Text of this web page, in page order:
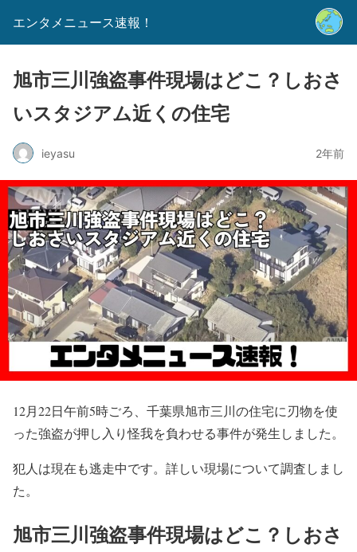
エンタメニュース速報！
旭市三川強盗事件現場はどこ？しおさ
いスタジアム近くの住宅
ieyasu 2年前
12月22日午前5時ごろ、千葉県旭市三川の住宅に刃物を使
った強盗が押し入り怪我を負わせる事件が発生しました。
犯人は現在も逃走中です。詳しい現場について調査しまし
た。
旭市三川強盗事件現場はどこ？しおさ